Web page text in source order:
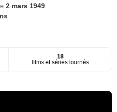
2 mars 1949
18
films et séries tournés